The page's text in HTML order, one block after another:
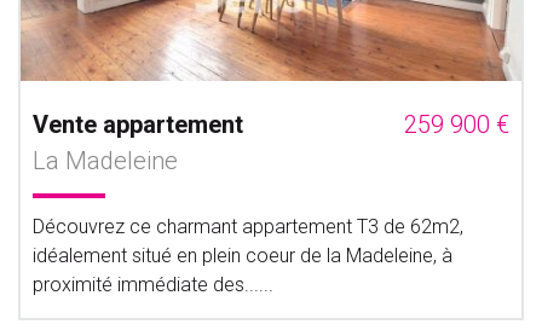
Vente appartement
259 900 €
La Madeleine
Découvrez ce charmant appartement T3 de 62m2,
idéalement situé en plein coeur de la Madeleine, à
proximité immédiate des......